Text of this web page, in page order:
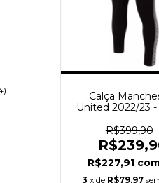
Calça
United 2022/23 -
R$399,90
R$227,91
3 x de R$79,97